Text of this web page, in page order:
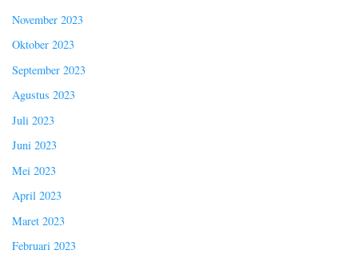
November 2023
Oktober 2023
September 2023
Agustus 2023
Juli 2023
Juni 2023
Mei 2023
April 2023
Maret 2023
Februari 2023